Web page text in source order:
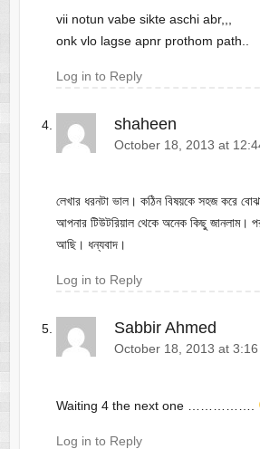
vii notun vabe sikte aschi abr,,,
onk vlo lagse apnr prothom path..
Log in to Reply
shaheen
October 18, 2013 at
লেখার ধরনটা ভাল। কঠিন বিষয়কে সহজ করে
আপনার টিউটরিয়াল থেকে অনেক কিছু জানলাম।
আছি। ধন্যবাদ।
Log in to Reply
Sabbir Ahmed
October 18, 2013 at 3:16
Waiting 4 the next one …………….
Log in to Reply